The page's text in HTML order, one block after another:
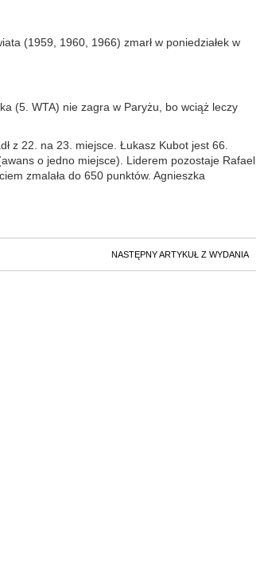
(1959, 1960, 1966) zmarł w poniedziałek w
(5. WTA) nie zagra w Paryżu, bo wciąż leczy
z 22. na 23. miejsce. Łukasz Kubot jest 66.
o jedno miejsce). Liderem pozostaje Rafael
zmalała do 650 punktów. Agnieszka
NASTĘPNY ARTYKUŁ Z WYDANIA